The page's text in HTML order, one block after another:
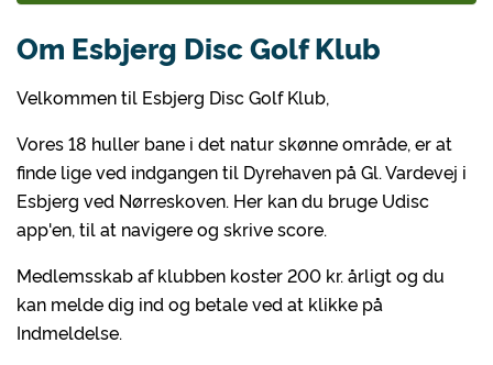
Om Esbjerg Disc Golf Klub
Velkommen til Esbjerg Disc Golf Klub,
Vores 18 huller bane i det natur skønne område, er at
finde lige ved indgangen til Dyrehaven på Gl. Vardevej i
Esbjerg ved Nørreskoven. Her kan du bruge Udisc
app'en, til at navigere og skrive score.
Medlemsskab af klubben koster 200 kr. årligt og du
kan melde dig ind og betale ved at klikke på
Indmeldelse.